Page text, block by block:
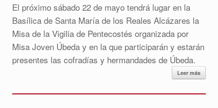
El próximo sábado 22 de mayo tendrá lugar en la
Basílica de Santa María de los Reales Alcázares la
Misa de la Vigilia de Pentecostés organizada por
Misa Joven Úbeda y en la que participarán y estarán
presentes las cofradías y hermandades de Úbeda.
Leer más